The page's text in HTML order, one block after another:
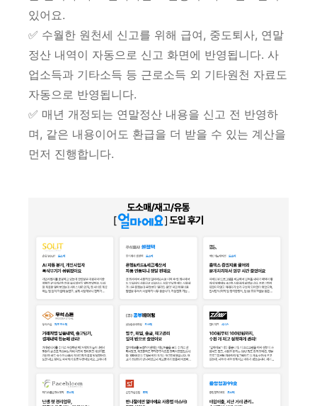
있어요.
✅ 수월한 원천세 신고를 위해 급여, 중도퇴사, 연말
정산 내역이 자동으로 신고 화면에 반영됩니다. 사
업소득과 기타소득 등 근로소득 외 기타원천 자료도
자동으로 반영됩니다.
✅ 매년 개정되는 연말정산 내용을 신고 전 반영하
며, 같은 내용이어도 환급을 더 받을 수 있는 계산을
먼저 진행합니다.